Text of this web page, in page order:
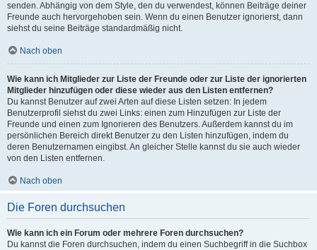
senden. Abhängig von dem Style, den du verwendest, können Beiträge deiner
Freunde auch hervorgehoben sein. Wenn du einen Benutzer ignorierst, dann
siehst du seine Beiträge standardmäßig nicht.
Nach oben
Wie kann ich Mitglieder zur Liste der Freunde oder zur Liste der ignorierten
Mitglieder hinzufügen oder diese wieder aus den Listen entfernen?
Du kannst Benutzer auf zwei Arten auf diese Listen setzen: In jedem
Benutzerprofil siehst du zwei Links: einen zum Hinzufügen zur Liste der
Freunde und einen zum Ignorieren des Benutzers. Außerdem kannst du im
persönlichen Bereich direkt Benutzer zu den Listen hinzufügen, indem du
deren Benutzernamen eingibst. An gleicher Stelle kannst du sie auch wieder
von den Listen entfernen.
Nach oben
Die Foren durchsuchen
Wie kann ich ein Forum oder mehrere Foren durchsuchen?
Du kannst die Foren durchsuchen, indem du einen Suchbegriff in die Suchbox